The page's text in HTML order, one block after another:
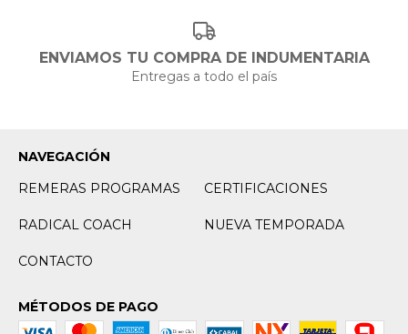
ENVIAMOS TU COMPRA DE INDUMENTARIA
Entregas a todo el país
NAVEGACIÓN
REMERAS PROGRAMAS
CERTIFICACIONES
RADICAL COACH NUEVA TEMPORADA
CONTACTO
MÉTODOS DE PAGO